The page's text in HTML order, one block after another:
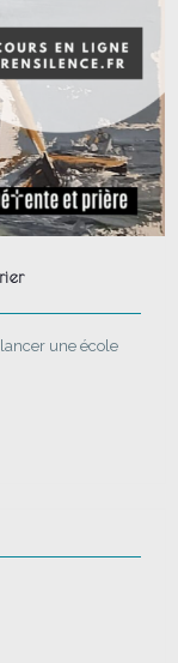
une école